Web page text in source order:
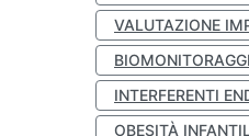
VALUTAZIONE
INTERFERENTI
OBESITÀ